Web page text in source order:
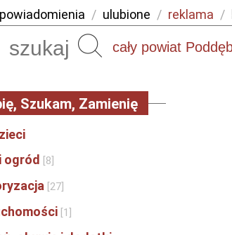
powiadomienia / ulubione / reklama /
Szukaj
Szukam, Zamienię
ogród [8]
[27]
[1]